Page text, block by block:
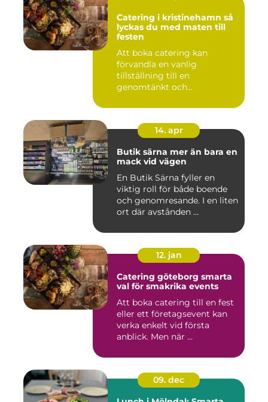
Catering i kristinehamn så
lyckas du med maten till
festen
Att boka catering kan
förvandla en vanlig
tillställning till en
genomtänkt och
14. apr
Butik särna mer än bara en
mack vid vägen
En Butik Särna fyller en
viktig roll för både boende
och genomresande. I en liten
ort där avstånden ...
12. jan
Catering göteborg smarta
val för smakrika events
Att boka catering till en fest
eller ett företagsevent kan
verka enkelt vid första
anblick. Men när ...
09. dec